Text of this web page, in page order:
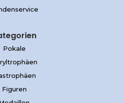
Pokale
Figuren